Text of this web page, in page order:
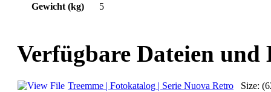
Gewicht (kg)
5
Verfügbare Dateien
Treemme | Fotokatalog | Serie Nuova Retro Size: